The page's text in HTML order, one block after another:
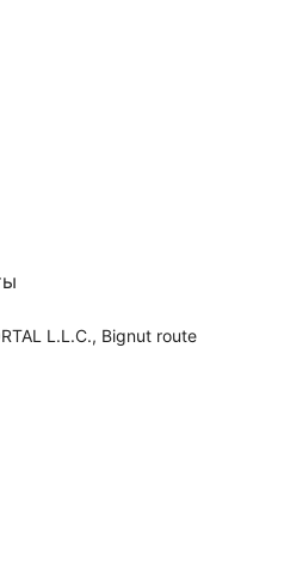
L.L.C., Bignut route